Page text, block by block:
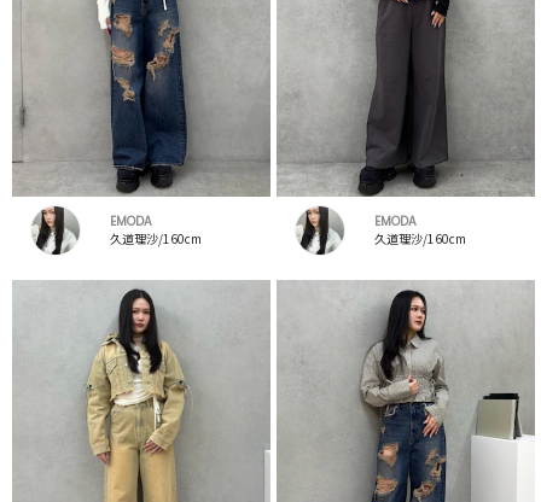
EMODA
久道理沙/160cm
EMODA
久道理沙/160cm